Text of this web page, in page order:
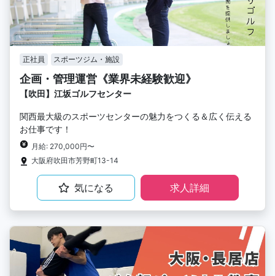
正社員 スポーツジム・施設
企画・管理運営《業界未経験歓迎》
【吹田】江坂ゴルフセンター
関西最大級のスポーツセンターの魅力をつくる＆広く伝える
お仕事です！
月給: 270,000円〜
大阪府吹田市芳野町13-14
気になる 求人詳細